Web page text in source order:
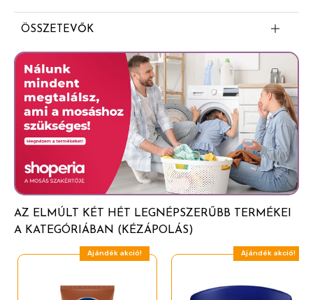
ÖSSZETEVŐK
Aqua
Petrolatum
Glycerin
Stearic Acid
Isopropyl Palmitate
Glycol Stearate
Dimethicone
Triethanolamine
Glyceryl Stearate
Butyrospermum Parkii Butter
Cetyl Alcohol
AZ ELMÚLT KÉT HÉT LEGNÉPSZERŰBB TERMÉKEI
A KATEGÓRIÁBAN (KÉZÁPOLÁS)
Ajándék akció! Ajándék akció!